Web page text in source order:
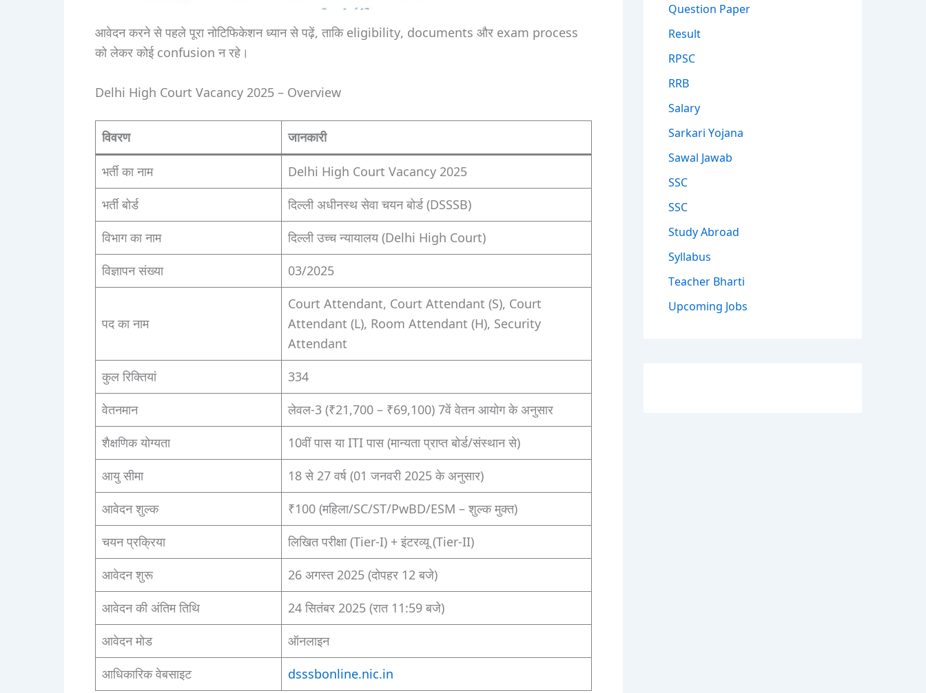
आवेदन करने से पहले पूरा नोटिफिकेशन ध्यान से पढ़ें, ताकि eligibility, documents और exam process
को लेकर कोई confusion न रहे।
Delhi High Court Vacancy 2025 – Overview
विवरण जानकारी
भर्ती का नाम
Delhi High Court Vacancy 2025
भर्ती बोर्ड
दिल्ली अधीनस्थ सेवा चयन बोर्ड (DSSSB)
विभाग का नाम
दिल्ली उच्च न्यायालय (Delhi High Court)
विज्ञापन संख्या
03/2025
पद का नाम
Court Attendant, Court Attendant (S), Court
Attendant (L), Room Attendant (H), Security
Attendant
कुल रिक्तियां
334
वेतनमान
लेवल-3 (₹21,700 – ₹69,100) 7वें वेतन आयोग के अनुसार
शैक्षणिक योग्यता
10वीं पास या ITI पास (मान्यता प्राप्त बोर्ड/संस्थान से)
आयु सीमा
18 से 27 वर्ष (01 जनवरी 2025 के अनुसार)
आवेदन शुल्क
₹100 (महिला/SC/ST/PwBD/ESM – शुल्क मुक्त)
चयन प्रक्रिया
लिखित परीक्षा (Tier-I) + इंटरव्यू (Tier-II)
आवेदन शुरू
26 अगस्त 2025 (दोपहर 12 बजे)
आवेदन की अंतिम तिथि
24 सितंबर 2025 (रात 11:59 बजे)
आवेदन मोड
ऑनलाइन
आधिकारिक वेबसाइट
dsssbonline.nic.in
Question Paper
Result
RPSC
RRB
Salary
Sarkari Yojana
Sawal Jawab
SSC
SSC
Study Abroad
Syllabus
Teacher Bharti
Upcoming Jobs